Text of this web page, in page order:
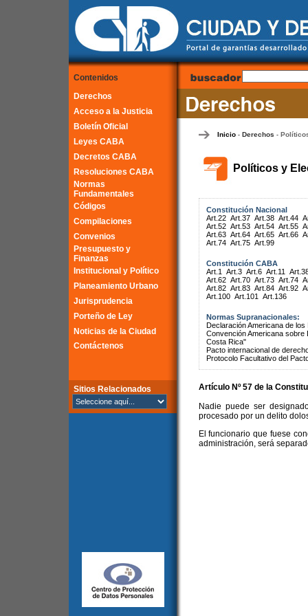
Contenidos
Derechos
Acceso a la Justicia
Boletín Oficial
Leyes CABA
Decretos CABA
Resoluciones CABA
Normas
Fundamentales
Códigos
Compilaciones
Convenios
Presupuesto y
Finanzas
Institucional y Político
Planeamiento Urbano
Jurisprudencia
Porteño de Ley
Noticias de la Ciudad
Contáctenos
Sitios Relacionados
Inicio- Derechos -
Políticos y
Constitución Nacional
Art.22 Art.37 Art.38 Art.44
Art.52 Art.53 Art.54 Art.55
Art.63 Art.64 Art.65 Art.66
Art.74 Art.75 Art.99
Constitución CABA
Art.1
Art.3 Art.6 Art.11
Art.62 Art.70 Art.73 Art.74
Art.82 Art.83 Art.84 Art.92
Art.100 Art.101 Art.136
Normas Supranacionales:
Declaración Americana de
Convención Americana
Costa Rica"
Pacto internacional de
Protocolo Facultativo del
Artículo Nº 57 de la
Nadie puede ser
procesado por un delito
El funcionario que fuese
administración, será